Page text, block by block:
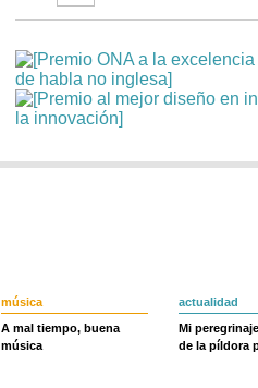
música
A mal tiempo, buena
música
actualidad
Mi
de la píldora